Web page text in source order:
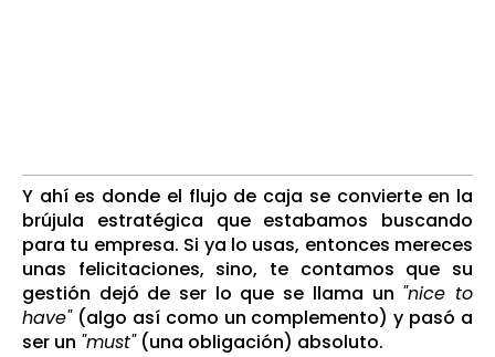
Y ahí es donde el flujo de caja se convierte en la
brújula estratégica que estabamos buscando
para tu empresa. Si ya lo usas, entonces mereces
unas felicitaciones, sino, te contamos que su
gestión dejó de ser lo que se llama un "nice to
have"(algo así como un complemento) y pasó a
ser un "must"(una obligación) absoluto.